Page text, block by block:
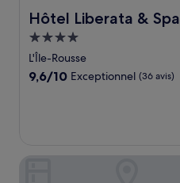
Hôtel Liberata & Spa
Hôtel Liberata & Spa
Hébergement
4.0 étoiles
L'Île-Rousse
9.6
9,6/10 Exceptionnel (36 avis)